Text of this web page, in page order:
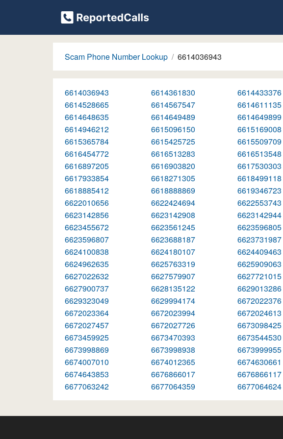
Scam Phone Number Lookup 6614036943
6614036943 6614361830 6614433376
6614528665
6614567547 6614611135
6614648635
6614649489 6614649899
6614946212
6615096150 6615169008
6615365784
6615425725 6615509709
6616454772
6616513283 6616513548
6616897205
6616903820 6617530303
6617933854
6618271305 6618499118
6618885412
6618888869 6619346723
6622010656
6622424694 6622553743
6623142856
6623142908 6623142944
6623455672
6623561245 6623596805
6623596807
6623688187 6623731987
6624100838
6624180107 6624409463
6624962635
6625763319 6625909063
6627022632
6627579907 6627721015
6627900737
6628135122 6629013286
6629323049
6629994174 6672022376
6672023364
6672023994 6672024613
6672027457
6672027726 6673098425
6673459925
6673470393 6673544530
6673998869
6673998938 6673999955
6674007010
6674012365 6674630661
6674643853
6676866017 6676866117
6677063242
6677064359 6677064624